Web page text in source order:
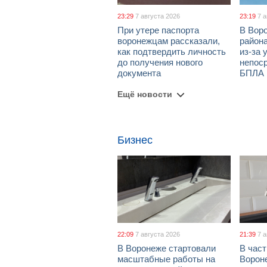
23:29 7 августа 2026
При утере паспорта
воронежцам рассказали,
как подтвердить личность
до получения нового
документа
23:19 7
В
из-за
БПЛА
Ещё новости
Бизнес
22:09 7 августа 2026
В Воронеже стартовали
масштабные работы на
21:39 7
В